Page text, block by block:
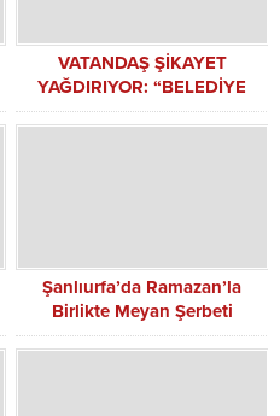
VATANDAŞ ŞİKAYET
YAĞDIRIYOR: “BELEDİYE
KAFESİ ÖZEL İŞLETMELERİ
Şanlıurfa’da Ramazan’la
Birlikte Meyan Şerbeti
Tezgâhlarda